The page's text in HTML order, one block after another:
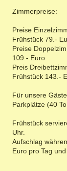
Zimmerpreise:
Preise
Frühstück 79.-
Preise
109.- Euro
Preis
Frühstück 143.-
Für unsere
Parkplätze (40
Frühstück
Uhr.
Aufschlag
Euro pro Tag